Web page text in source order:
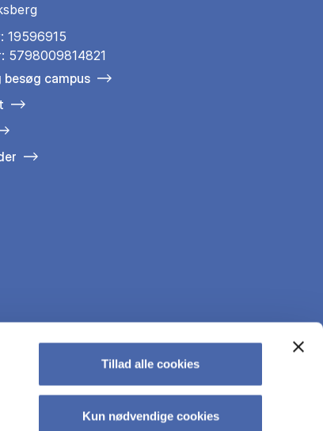
Tillad alle cookies
Kun nødvendige cookies
19596915
5798009814821
campus
tab
new tab
in a new tab